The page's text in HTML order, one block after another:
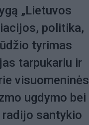
„Lietuvos
politika,
tyrimas
tarpukariu ir
visuomeninės
ugdymo bei
santykio